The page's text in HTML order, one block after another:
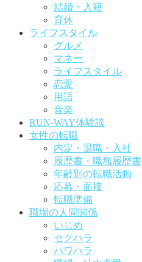
結婚・入籍
育休
ライフスタイル
グルメ
マネー
ライフスタイル
恋愛
用語
音楽
RUN-WAY体験談
女性の転職
内定・退職・入社
履歴書・職務履歴書
年齢別の転職活動
応募・面接
転職準備
職場の人間関係
いじめ
セクハラ
パワハラ